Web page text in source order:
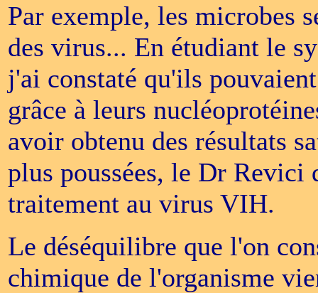
Par exemple, les microbes
des virus... En étudiant le
j'ai constaté qu'ils
grâce à leurs
avoir obtenu des résultats
plus poussées, le Dr Revici
traitement au virus VIH.
Le déséquilibre que l'on
chimique de l'organisme